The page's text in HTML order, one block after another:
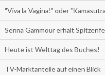
"Viva la Vagina!" oder
Senna Gammour erhält
Heute ist Welttag des Buches!
TV-Marktanteile auf einen Blick